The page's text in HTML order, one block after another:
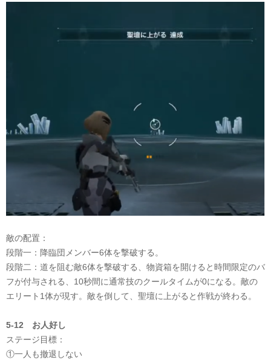
敵の配置：
段階一：降臨団メンバー6体を撃破する。
段階二：道を阻む敵6体を撃破する、物資箱を開けると時間限定のバ
フが付与される、10秒間に通常技のクールタイムが0になる。敵の
エリート1体が現す。敵を倒して、聖壇に上がると作戦が終わる。
5-12 お人好し
ステージ目標：
①一人も撤退しない